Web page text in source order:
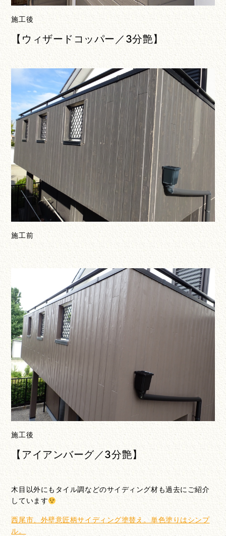
施工後
【ウィザードコッパー／3分艶】
施工前
施工後
【アイアンバーグ／3分艶】
木目以外にもタイル調などのサイディング材も過去にご紹介
しています
西尾市、外壁意匠柄サイディング塗替え。単色塗りはシンプ
ル。